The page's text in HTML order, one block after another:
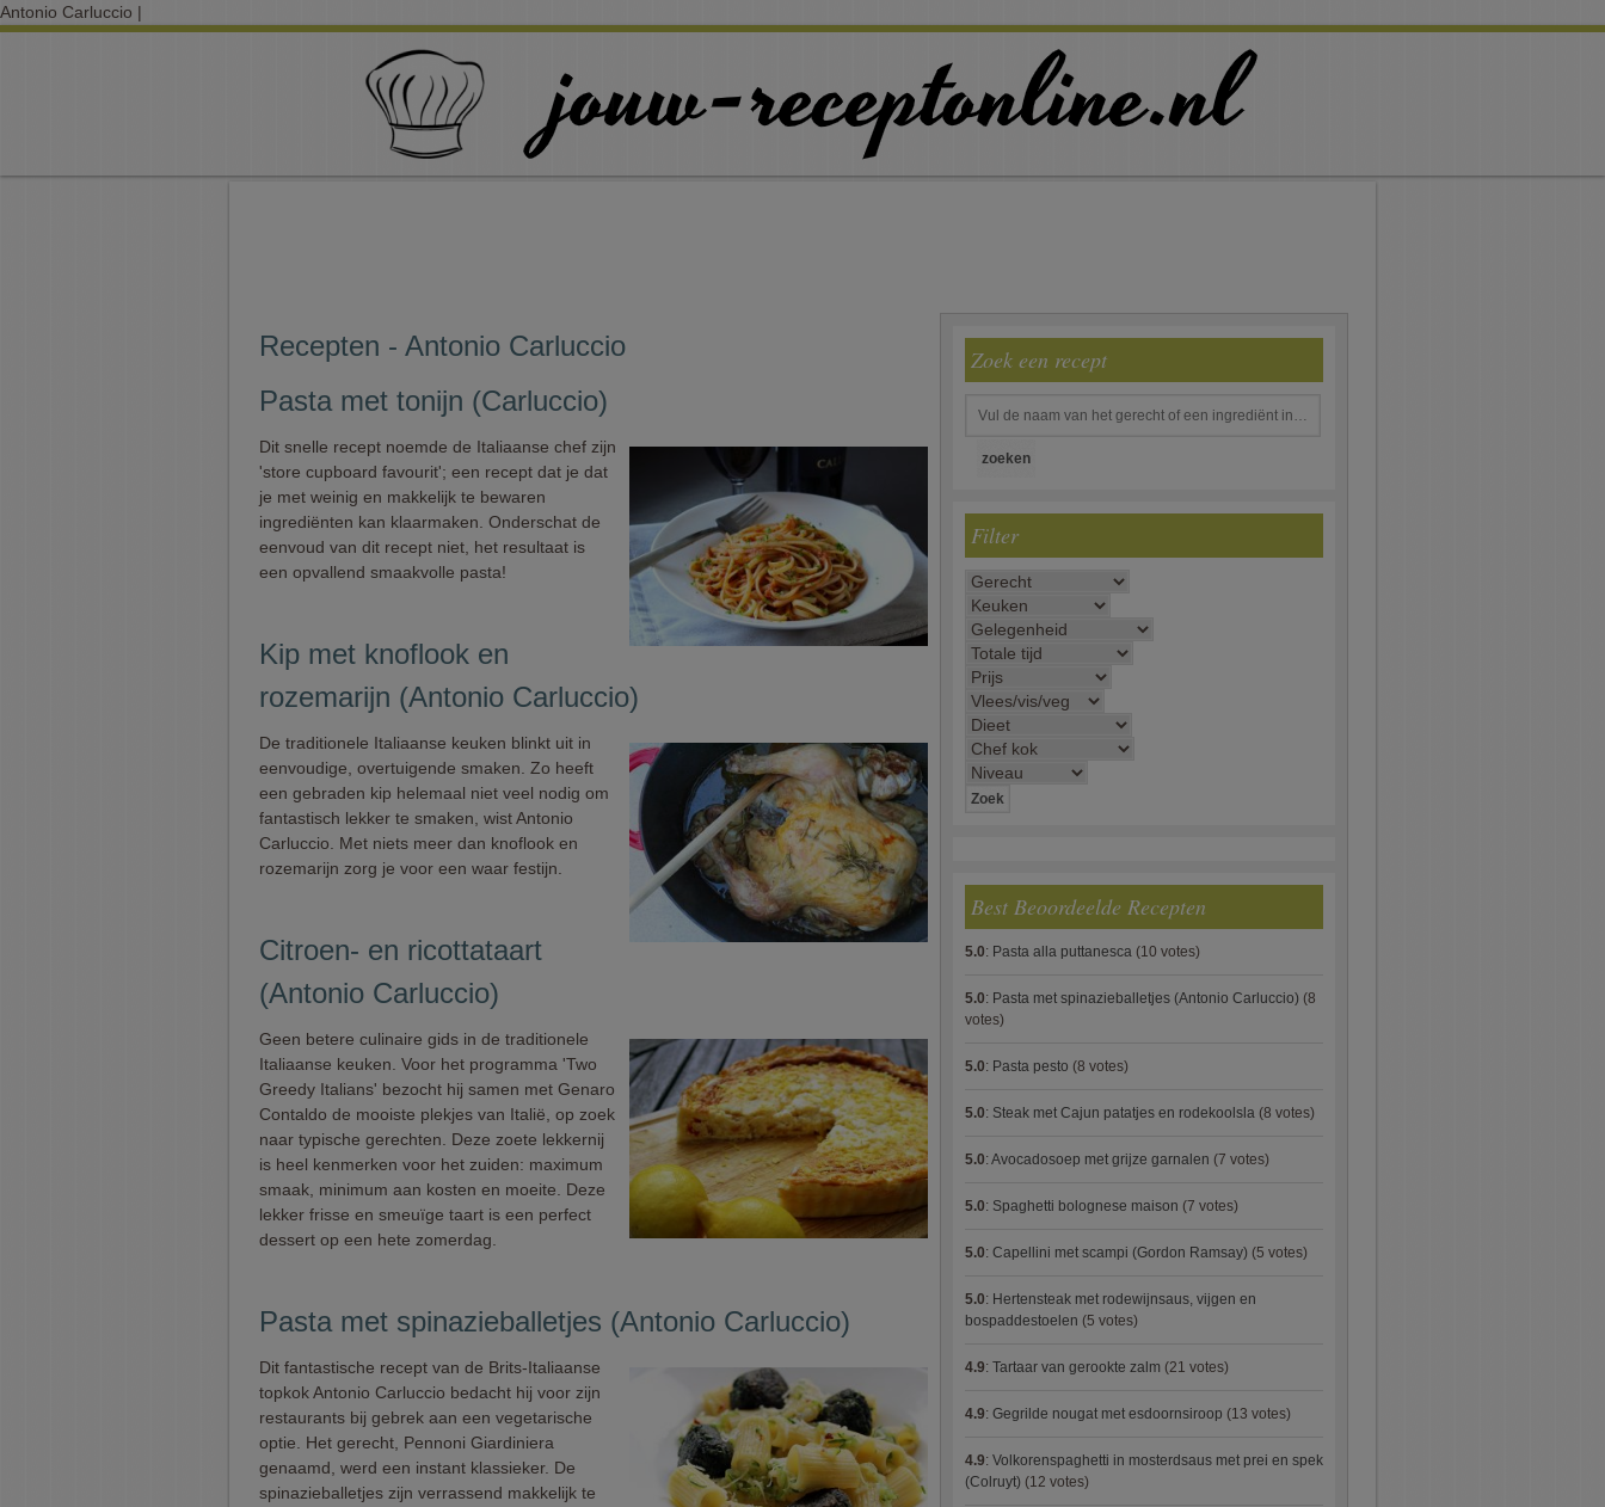
Antonio Carluccio |
Recepten - Antonio Carluccio
Pasta met tonijn (Carluccio)
Dit snelle recept noemde de Italiaanse chef zijn
'store cupboard favourit'; een recept dat je dat
je met weinig en makkelijk te bewaren
ingrediënten kan klaarmaken. Onderschat de
eenvoud van dit recept niet, het resultaat is
een opvallend smaakvolle pasta!
Kip met knoflook en
rozemarijn (Antonio Carluccio)
De traditionele Italiaanse keuken blinkt uit in
eenvoudige, overtuigende smaken. Zo heeft
een gebraden kip helemaal niet veel nodig om
fantastisch lekker te smaken, wist Antonio
Carluccio. Met niets meer dan knoflook en
rozemarijn zorg je voor een waar festijn.
Citroen- en ricottataart
(Antonio Carluccio)
Geen betere culinaire gids in de traditionele
Italiaanse keuken. Voor het programma 'Two
Greedy Italians' bezocht hij samen met Genaro
Contaldo de mooiste plekjes van Italië, op zoek
naar typische gerechten. Deze zoete lekkernij
is heel kenmerken voor het zuiden: maximum
smaak, minimum aan kosten en moeite. Deze
lekker frisse en smeuïge taart is een perfect
dessert op een hete zomerdag.
Pasta met spinazieballetjes (Antonio Carluccio)
Dit fantastische recept van de Brits-Italiaanse
topkok Antonio Carluccio bedacht hij voor zijn
restaurants bij gebrek aan een vegetarische
optie. Het gerecht, Pennoni Giardiniera
genaamd, werd een instant klassieker. De
spinazieballetjes zijn verrassend makkelijk te
Zoek een recept
Filter
Best Beoordeelde Recepten
5.0: Pasta alla puttanesca (10 votes)
5.0: Pasta met spinazieballetjes (Antonio Carluccio) (8
votes)
5.0: Pasta pesto (8 votes)
5.0: Steak met Cajun patatjes en rodekoolsla (8 votes)
5.0: Avocadosoep met grijze garnalen (7 votes)
5.0: Spaghetti bolognese maison (7 votes)
5.0: Capellini met scampi (Gordon Ramsay) (5 votes)
5.0: Hertensteak met rodewijnsaus, vijgen en
bospaddestoelen (5 votes)
4.9: Tartaar van gerookte zalm (21 votes)
4.9: Gegrilde nougat met esdoornsiroop (13 votes)
4.9: Volkorenspaghetti in mosterdsaus met prei en spek
(Colruyt) (12 votes)